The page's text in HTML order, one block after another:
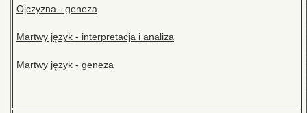
Ojczyzna - geneza
Martwy język - interpretacja i analiza
Martwy język - geneza